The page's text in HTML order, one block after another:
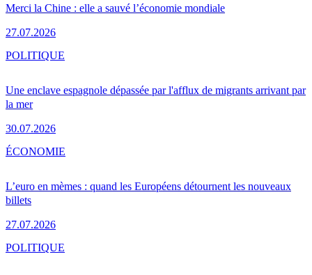
Merci la Chine : elle a sauvé l’économie mondiale
27.07.2026
Une enclave espagnole dépassée par l'afflux de migrants arrivant par
la mer
30.07.2026
POLITIQUE
L’euro en mèmes : quand les Européens détournent les nouveaux
billets
27.07.2026
ÉCONOMIE
POLITIQUE